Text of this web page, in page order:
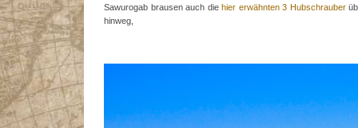
Sawurogab brausen auch die hier erwähnten 3 Hubschrauber
hinweg,